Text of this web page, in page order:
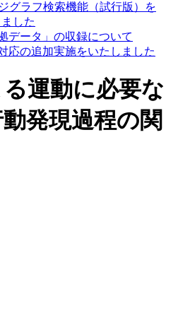
グラフ検索機能（試行版）を
した
データ」の収録について
応の追加実施をいたしました
運動に必要な
発現過程の関